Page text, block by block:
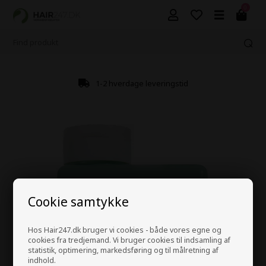
Cookie samtykke
Hos Hair247.dk bruger vi cookies - både vores egne og
cookies fra tredjemand. Vi bruger cookies til indsamling af
statistik, optimering, markedsføring og til målretning af
indhold.